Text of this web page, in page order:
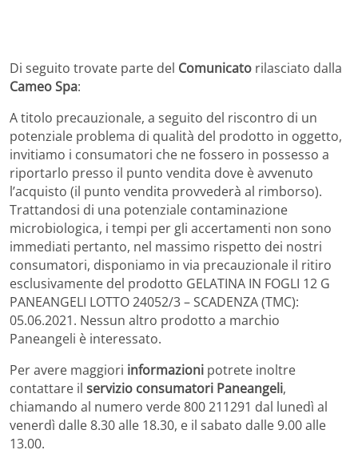
Di seguito trovate parte del Comunicato rilasciato dalla
Cameo Spa:
A titolo precauzionale, a seguito del riscontro di un
potenziale problema di qualità del prodotto in oggetto,
invitiamo i consumatori che ne fossero in possesso a
riportarlo presso il punto vendita dove è avvenuto
l’acquisto (il punto vendita provvederà al rimborso).
Trattandosi di una potenziale contaminazione
microbiologica, i tempi per gli accertamenti non sono
immediati pertanto, nel massimo rispetto dei nostri
consumatori, disponiamo in via precauzionale il ritiro
esclusivamente del prodotto GELATINA IN FOGLI 12 G
PANEANGELI LOTTO 24052/3 – SCADENZA (TMC):
05.06.2021. Nessun altro prodotto a marchio
Paneangeli è interessato.
Per avere maggiori informazioni potrete inoltre
contattare il servizio consumatori Paneangeli,
chiamando al numero verde 800 211291 dal lunedì al
venerdì dalle 8.30 alle 18.30, e il sabato dalle 9.00 alle
13.00.